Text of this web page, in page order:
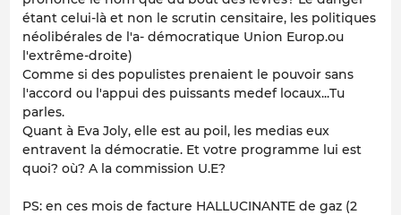
étant celui-là et non le scrutin censitaire, les politiques
néolibérales de l'a- démocratique Union Europ.ou
l'extrême-droite)
Comme si des populistes prenaient le pouvoir sans
l'accord ou l'appui des puissants medef locaux...Tu
parles.
Quant à Eva Joly, elle est au poil, les medias eux
entravent la démocratie. Et votre programme lui est
quoi? où? A la commission U.E?
PS: en ces mois de facture HALLUCINANTE de gaz (2